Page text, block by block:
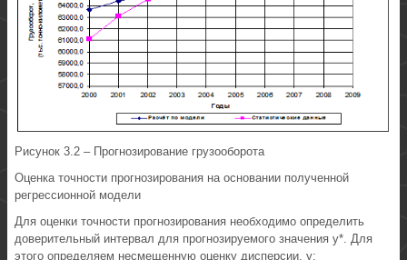
Рисунок 3.2 – Прогнозирование грузооборота
Оценка точности прогнозирования на основании полученной
регрессионной модели
Для оценки точности прогнозирования необходимо определить
доверительный интервал для прогнозируемого значения у*. Для
этого определяем несмещенную оценку дисперсии, у: